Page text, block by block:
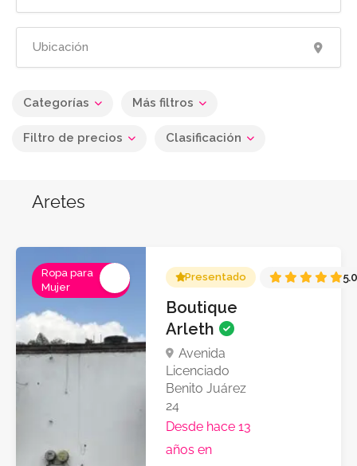
Categorías Más filtros
Filtro de precios Clasificación
Aretes
Ropa para
Mujer
Presentado
Boutique
Arleth
Avenida
Licenciado
Benito Juárez
24
Desde hace 13
años en